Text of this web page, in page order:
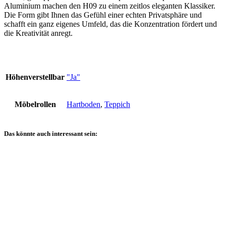
Aluminium machen den H09 zu einem zeitlos eleganten Klassiker.
Die Form gibt Ihnen das Gefühl einer echten Privatsphäre und
schafft ein ganz eigenes Umfeld, das die Konzentration fördert und
die Kreativität anregt.
Höhenverstellbar "Ja"
Möbelrollen Hartboden, Teppich
Das könnte auch interessant sein: